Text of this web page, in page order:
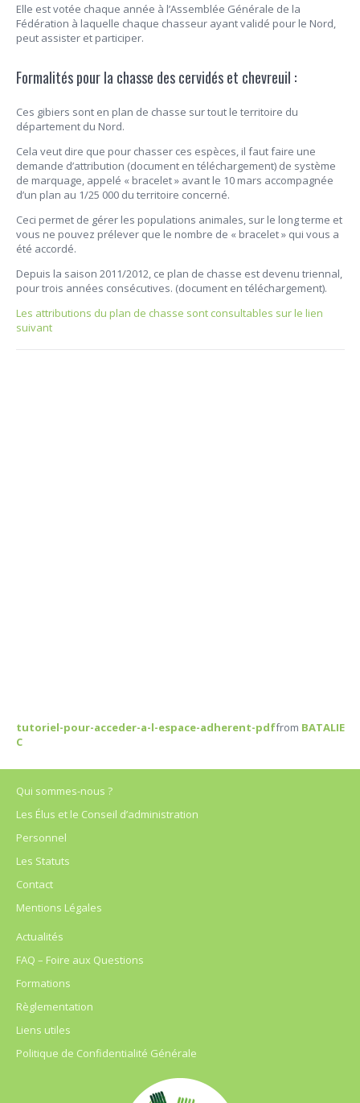
Elle est votée chaque année à l’Assemblée Générale de la
Fédération à laquelle chaque chasseur ayant validé pour le Nord,
peut assister et participer.
Formalités pour la chasse des cervidés et chevreuil :
Ces gibiers sont en plan de chasse sur tout le territoire du
département du Nord.
Cela veut dire que pour chasser ces espèces, il faut faire une
demande d’attribution (document en téléchargement) de système
de marquage, appelé « bracelet » avant le 10 mars accompagnée
d’un plan au 1/25 000 du territoire concerné.
Ceci permet de gérer les populations animales, sur le long terme et
vous ne pouvez prélever que le nombre de « bracelet » qui vous a
été accordé.
Depuis la saison 2011/2012, ce plan de chasse est devenu triennal,
pour trois années consécutives. (document en téléchargement).
Les attributions du plan de chasse sont consultables sur le lien
suivant
tutoriel-pour-acceder-a-l-espace-adherent-pdffrom BATALIE
C
Qui sommes-nous ?
Les Élus et le Conseil d’administration
Personnel
Les Statuts
Contact
Mentions Légales
Actualités
FAQ – Foire aux Questions
Formations
Règlementation
Liens utiles
Politique de Confidentialité Générale